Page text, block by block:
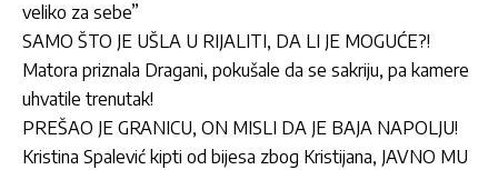
veliko za sebe”
SAMO ŠTO JE UŠLA U RIJALITI, DA LI JE MOGUĆE?!
Matora priznala Dragani, pokušale da se sakriju, pa kamere
uhvatile trenutak!
PREŠAO JE GRANICU, ON MISLI DA JE BAJA NAPOLJU!
Kristina Spalević kipti od bijesa zbog Kristijana, JAVNO MU